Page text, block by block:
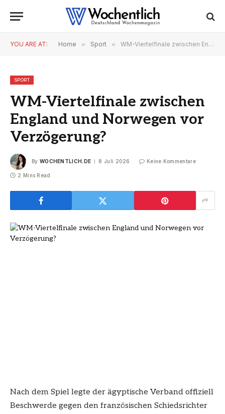
YOU ARE AT: Home » Sport » WM-Viertelfinale zwischen England und Norwegen vor Verzögerung?
SPORT
WM-Viertelfinale zwischen
England und Norwegen vor
Verzögerung?
By WOCHENTLICH.DE 8 Juli 2026 Keine Kommentare
2 Mins Read
Nach dem Spiel legte der ägyptische Verband offiziell
Beschwerde gegen den französischen Schiedsrichter